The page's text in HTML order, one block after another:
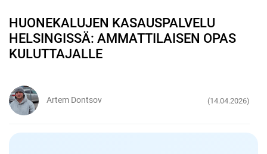
HUONEKALUJEN KASAUSPALVELU
HELSINGISSÄ: AMMATTILAISEN OPAS
KULUTTAJALLE
Artem Dontsov (14.04.2026)